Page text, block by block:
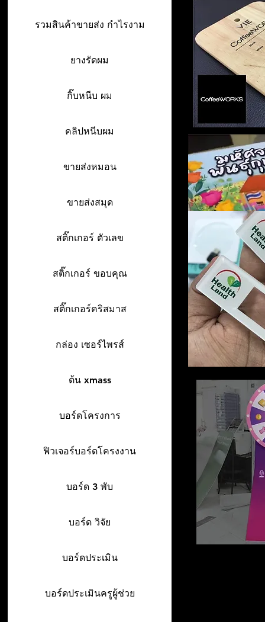
รวมสินค้าขายส่ง กำไรงาม
ยางรัดผม
กิ๊บหนีบ ผม
คลิปหนีบผม
ขายส่งหมอน
ขายส่งสมุด
สติ๊กเกอร์ ตัวเลข
สติ๊กเกอร์ ขอบคุณ
สติ๊กเกอร์คริสมาส
กล่อง เซอร์ไพรส์
ต้น xmass
บอร์ดโครงการ
ฟิวเจอร์บอร์ดโครงงาน
บอร์ด 3 พับ
บอร์ด วิจัย
บอร์ดประเมิน
บอร์ดประเมินครูผู้ช่วย